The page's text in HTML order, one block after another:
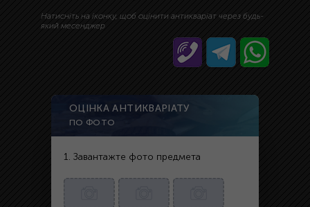
Натисніть на іконку, щоб оцінити антикваріат через будь-
який месенджер
ОЦІНКА АНТИКВАРІАТУ
ПО ФОТО
1. Завантажте фото предмета